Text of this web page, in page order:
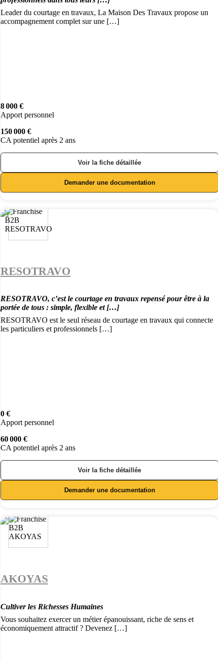
Leader du courtage en travaux, La Maison Des Travaux propose un
accompagnement complet sur une […]
8 000 €
Apport personnel
150 000 €
CA potentiel après 2 ans
Voir la fiche détaillée
Demander une documentation
RESOTRAVO
RESOTRAVO, c’est le courtage en travaux repensé pour être à la
portée de tous : simple, flexible et […]
RESOTRAVO est le seul réseau de courtage en travaux qui connecte
les particuliers et professionnels […]
0 €
Apport personnel
60 000 €
CA potentiel après 2 ans
Voir la fiche détaillée
Demander une documentation
AKOYAS
Cultiver les Richesses Humaines
Vous souhaitez exercer un métier épanouissant, riche de sens et
économiquement attractif ? Devenez […]